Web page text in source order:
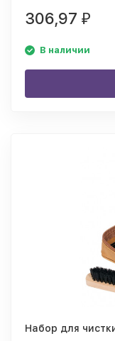
306,97 ₽
В наличии
Набор для